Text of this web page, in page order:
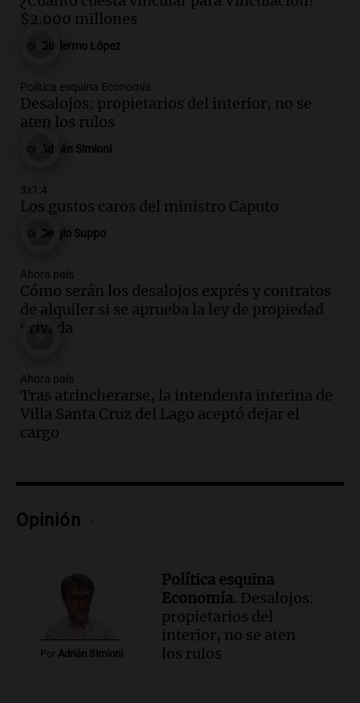
Audio.La Rioja inicia pago de bonos y
avanza en discusión electoral y
protección de tierras
Episodios
Audio.Los Tekis presentaron
carnaval el estudio de Cadena 3
Audio. La Expo La Bulaye 2026
comienza con sorpresas y grandes
Noticias
Episodios
Audio.Córdoba: destituyeron a la
intendenta interina de Villa Santa Cruz
Episodios
Audio.Clases de tango y milonga en la
Confitería El Oriental: una propuesta
cultural imperdible
reza en la intimidad, según un informe
Episodios
Audio.
Cientos de fieles celebran a San
Cayetano pidiendo trabajo y salud en
Córdoba
Panorama Federal
$2.000 millones
Guillermo López
Política esquina Economía
Desalojos: propietarios del interior, no se
aten los rulos
Adrián Simioni
3x1:4
Los gustos caros del ministro Caputo
Sergio Suppo
Ahora país
Cómo serán los desalojos exprés y contratos
de alquiler si se aprueba la ley de propiedad
privada
Ahora país
Tras atrincherarse, la intendenta interina de
Villa Santa Cruz del Lago aceptó dejar el
cargo
Opinión
Por Adrián Simioni
Política esquina
Economía. Desalojos:
propietarios del
interior, no se aten
los rulos